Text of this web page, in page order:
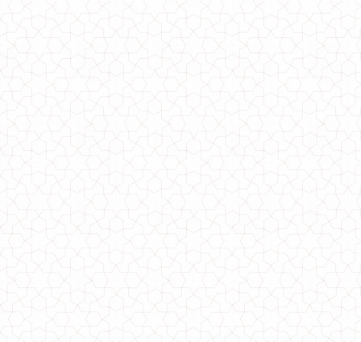
590.00грн.
Модна подовжена сорочка з довгим рукавом
1280.00грн.